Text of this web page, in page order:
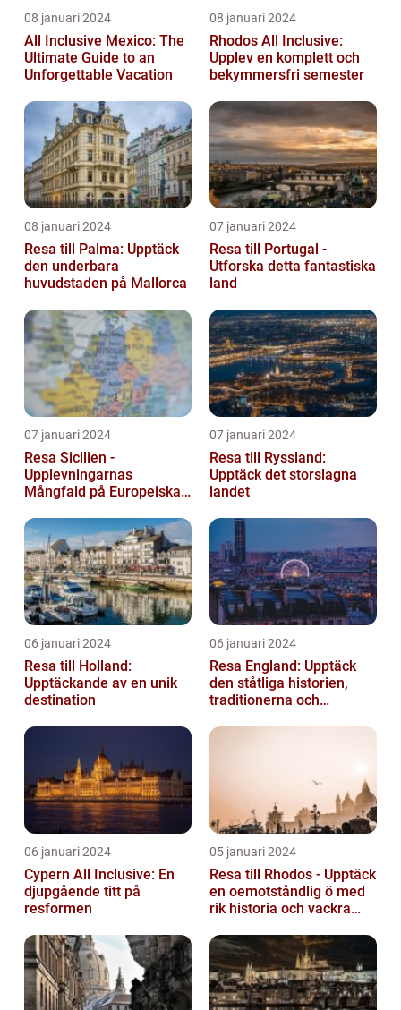
08 januari 2024
All Inclusive Mexico: The
Ultimate Guide to an
Unforgettable Vacation
08 januari 2024
Rhodos All Inclusive:
Upplev en komplett och
bekymmersfri semester
08 januari 2024
Resa till Palma: Upptäck
den underbara
huvudstaden på Mallorca
07 januari 2024
Resa till Portugal -
Utforska detta fantastiska
land
07 januari 2024
Resa Sicilien -
Upplevningarnas
Mångfald på Europeiska
07 januari 2024
Resa till Ryssland:
Upptäck det storslagna
landet
06 januari 2024
Resa till Holland:
Upptäckande av en unik
destination
06 januari 2024
Resa England: Upptäck
den ståtliga historien,
traditionerna och
06 januari 2024
Cypern All Inclusive: En
djupgående titt på
resformen
05 januari 2024
Resa till Rhodos - Upptäck
en oemotståndlig ö med
rik historia och vackra